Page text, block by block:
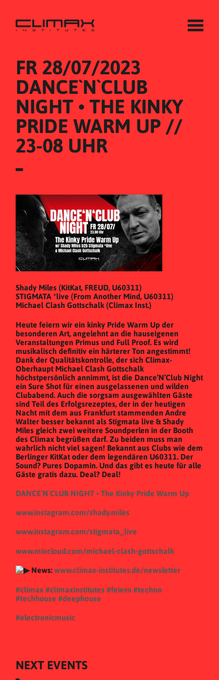
FR 28/07/2023
DANCE`N`CLUB
NIGHT • THE KINKY
PRIDE WARM UP //
23-08 UHR
Shady Miles (KitKat, FREUD, U60311)
STIGMATA *live (From Another Mind, U60311)
Michael Clash Gottschalk (Climax Inst.)
Heute feiern wir ein kinky Pride Warm Up der
besonderen Art, angelehnt an die hauseigenen
Veranstaltungen Primus und Full Proof. Es wird
musikalisch definitiv ein härterer Ton angestimmt!
Dank der Qualitätskontrolle, der sich Climax-
Oberhaupt Michael Clash Gottschalk
höchstpersönlich annimmt, ist die Dance’N’Club Night
ein Sure Shot für einen ausgelassenen und wilden
Clubabend. Auch die sorgsam ausgewählten Gäste
sind Teil des Erfolgsrezeptes, der in der heutigen
Nacht mit dem aus Frankfurt stammenden Andre
Walter besser bekannt als Stigmata live & Shady
Miles gleich zwei weitere Soundperlen in der Booth
des Climax begrüßen darf. Zu beiden muss man
wahrlich nicht viel sagen! Bekannt aus Clubs wie dem
Berlinger KitKat oder dem legendären U60311. Der
Sound? Pures Dopamin. Und das gibt es heute für alle
Gäste gratis dazu. Deal? Deal!
DANCE`N`CLUB NIGHT • The Kinky Pride Warm Up
www.instagram.com/shady.miles
www.instagram.com/stigmata_live
www.mixcloud.com/michael-clash-gottschalk
News: www.climax-institutes.de/newsletter
#climax #climaxinstitutes #feiern #techno
#techhouse #deephouse
#electronicmusic
NEXT EVENTS